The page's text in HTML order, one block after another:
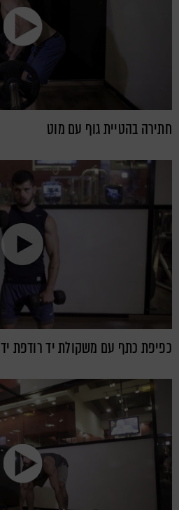
חתירה בהטיית גוף עם מוט
כפיפת כתף עם משקולת יד רודפת יד